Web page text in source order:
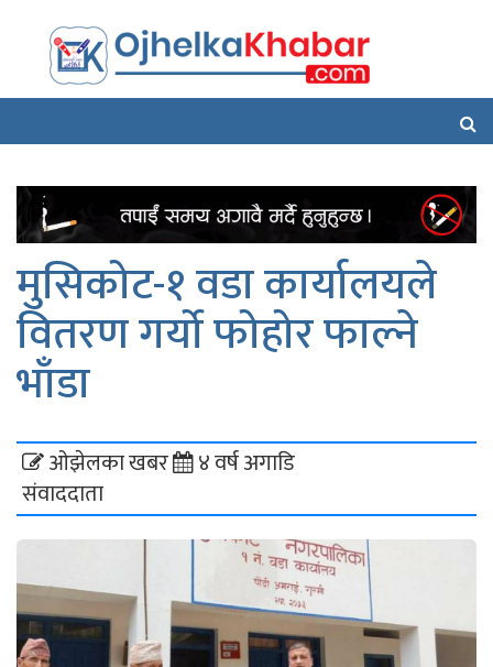
मुसिकोट-१ वडा कार्यालयले
वितरण गर्यो फोहोर फाल्ने
भाँडा
ओझेलका खबर
संवाददाता
४ वर्ष अगाडि